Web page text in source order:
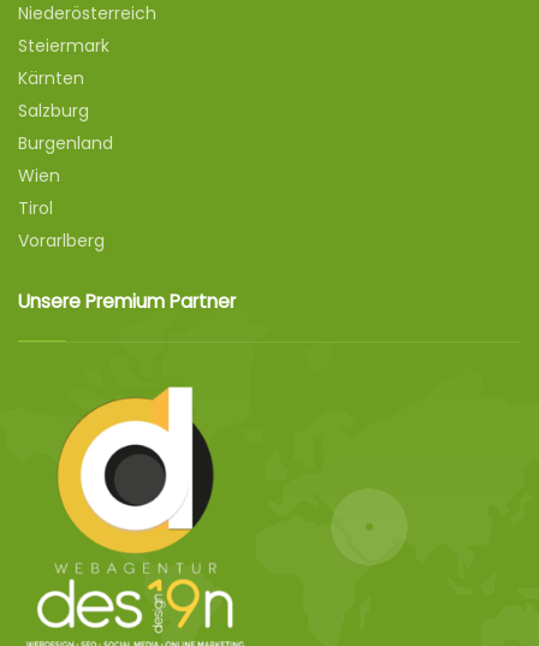
Niederösterreich
Steiermark
Kärnten
Salzburg
Burgenland
Wien
Tirol
Vorarlberg
Unsere Premium Partner